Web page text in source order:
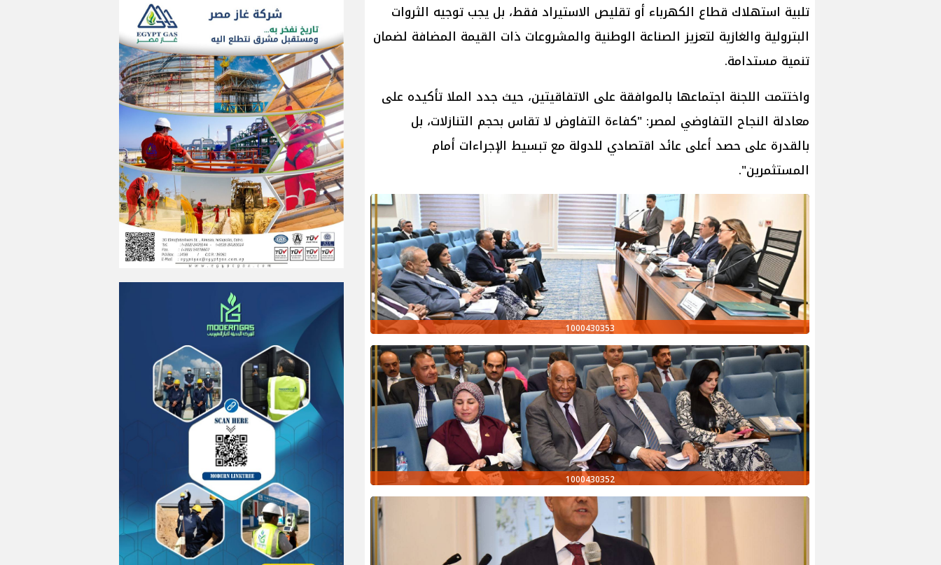
تلبية استهلاك قطاع الكهرباء أو تقليص الاستيراد فقط، بل يجب توجيه الثروات
البترولية والغازية لتعزيز الصناعة الوطنية والمشروعات ذات القيمة المضافة لضمان
تنمية مستدامة.
واختتمت اللجنة اجتماعها بالموافقة على الاتفاقيتين، حيث جدد الملا تأكيده على
معادلة النجاح التفاوضي لمصر: "كفاءة التفاوض لا تقاس بحجم التنازلات، بل
بالقدرة على حصد أعلى عائد اقتصادي للدولة مع تبسيط الإجراءات أمام
المستثمرين".
1000430353
1000430352